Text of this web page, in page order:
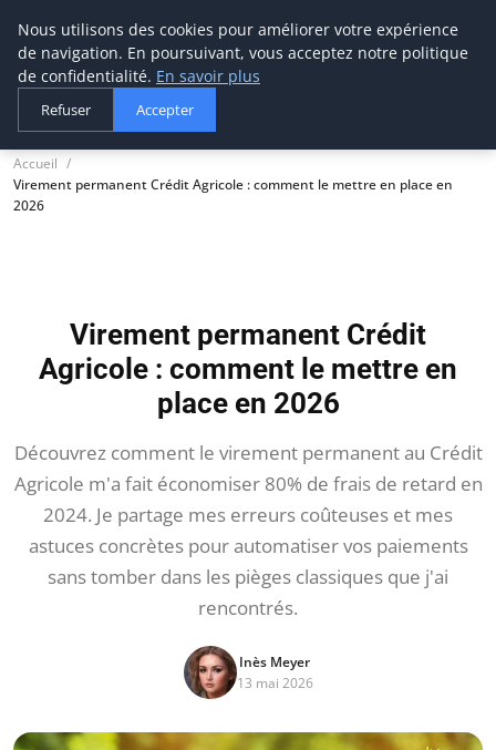
thestorefinder
Trouvez les meilleures adresses business
Accueil
Virement permanent Crédit Agricole : comment le mettre en place en
2026
Virement permanent Crédit
Agricole : comment le mettre en
place en 2026
Découvrez comment le virement permanent au Crédit
Agricole m'a fait économiser 80% de frais de retard en
2024. Je partage mes erreurs coûteuses et mes
astuces concrètes pour automatiser vos paiements
sans tomber dans les pièges classiques que j'ai
rencontrés.
Inès Meyer
13 mai 2026
Nous utilisons des cookies pour améliorer votre expérience
de navigation. En poursuivant, vous acceptez notre politique
de confidentialité. En savoir plus
Refuser Accepter